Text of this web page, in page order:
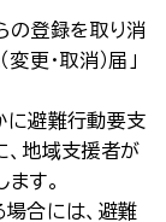
の登録を取り消
更・取消）届」
に避難行動要支
、地域支援者が
す。
合には、避難